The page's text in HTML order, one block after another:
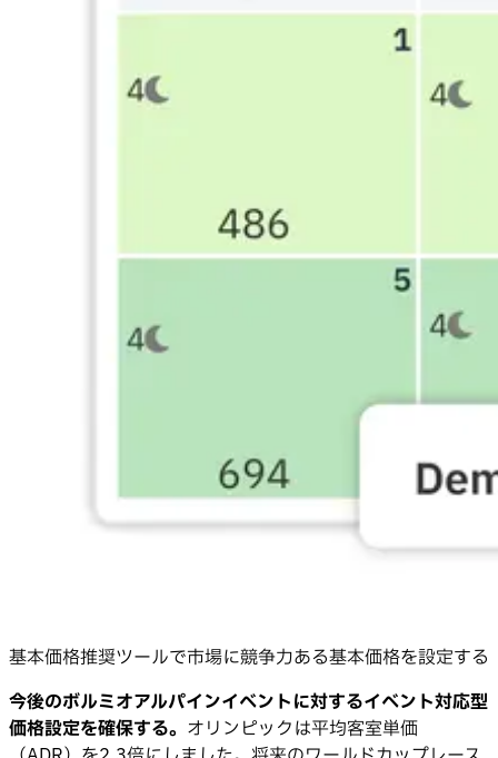
基本価格推奨ツールで市場に競争力ある基本価格を設定する
今後のボルミオアルパインイベントに対するイベント対応型
価格設定を確保する。 オリンピックは平均客室単価